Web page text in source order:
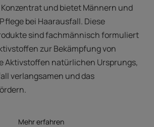
und bietet Männern und
bei Haarausfall. Diese
sind fachmännisch formuliert
zur Bekämpfung von
Aktivstoffen natürlichen Ursprungs,
verlangsamen und das
Mehr erfahren